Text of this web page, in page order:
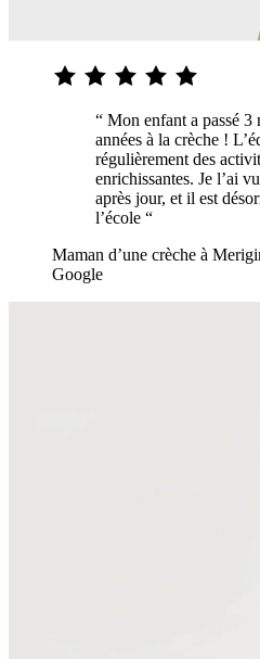
“ Mon enfant a passé 3
années à la crèche !
régulièrement des
enrichissantes. Je l’ai
après jour, et il est
l’école “
Maman d’une crèche à
Google